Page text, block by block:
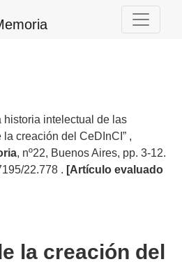
historia intelectual de las
creación del CeDInCI” ,
, nº22, Buenos Aires, pp. 3-12.
22.778 . [Artículo evaluado
la creación del